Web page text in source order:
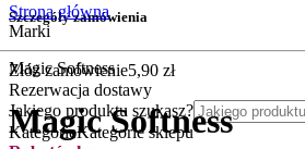
Szczegóły zamówienia
Złóż zamówienie5,90 zł
Rezerwacja dostawy
Jakiego produktu szukasz?
KategorieKategorie sklepu
Strona główna
Marki
Magic Softness
Magic Softness